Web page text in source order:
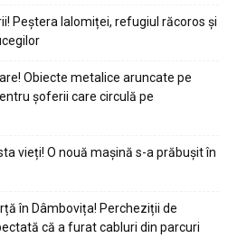
Peștera Ialomiței, refugiul răcoros și
Obiecte metalice aruncate pe
șoferii care circulă pe
vieți! O nouă mașină s-a prăbușit în
în Dâmbovița! Percheziții de
că a furat cabluri din parcuri